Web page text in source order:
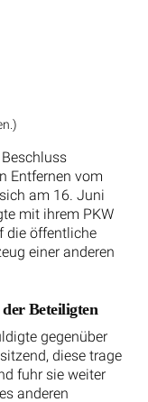
Entfernen vom
am 16. Juni
mit ihrem PKW
die öffentliche
einer anderen
Beteiligten
gegenüber
diese trage
fuhr sie weiter
anderen